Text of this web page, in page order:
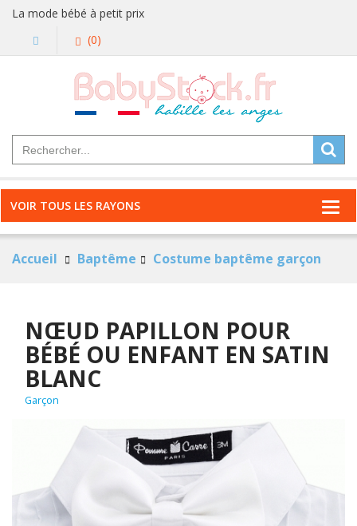
La mode bébé à petit prix
(0)
VOIR TOUS LES RAYONS
Accueil Baptême Costume baptême garçon
NŒUD PAPILLON POUR
BÉBÉ OU ENFANT EN SATIN
BLANC
Garçon